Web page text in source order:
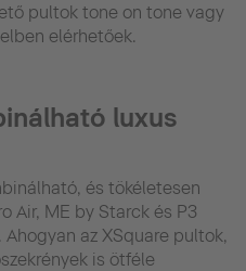
pultok tone on tone vagy
elérhetőek.
luxus
és tökéletesen
Air, ME by Starck és P3
az XSquare pultok,
is ötféle